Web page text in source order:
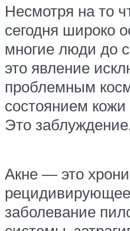
Несмотря на то
сегодня широко
многие люди до
это явление
проблемным
состоянием кожи
Это заблуждение.
Акне — это
заболевание